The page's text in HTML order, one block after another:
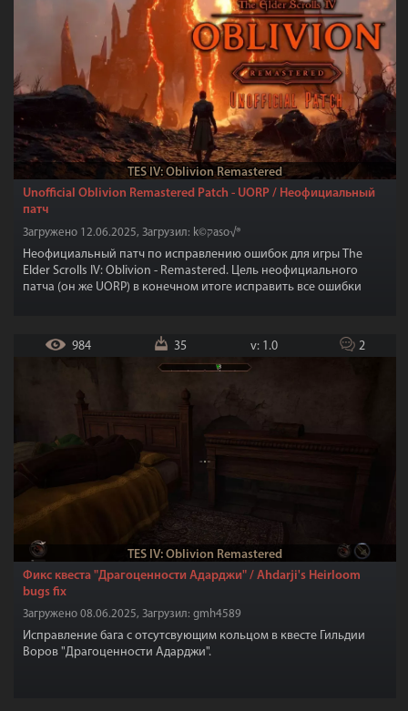
TES IV: Oblivion Remastered
Unofficial Oblivion Remastered Patch - UORP / Неофициальный
патч
Загружено 12.06.2025, Загрузил: k©קaso√®
Неофициальный патч по исправлению ошибок для игры The
Elder Scrolls IV: Oblivion - Remastered. Цель неофициального
патча (он же UORP) в конечном итоге исправить все ошибки
TES IV: Oblivion Remastered
984 35 v: 1.0 2
Фикс квеста "Драгоценности Адарджи" / Ahdarji's Heirloom
bugs fix
Загружено 08.06.2025, Загрузил: gmh4589
Исправление бага с отсутсвующим кольцом в квесте Гильдии
Воров "Драгоценности Адарджи".